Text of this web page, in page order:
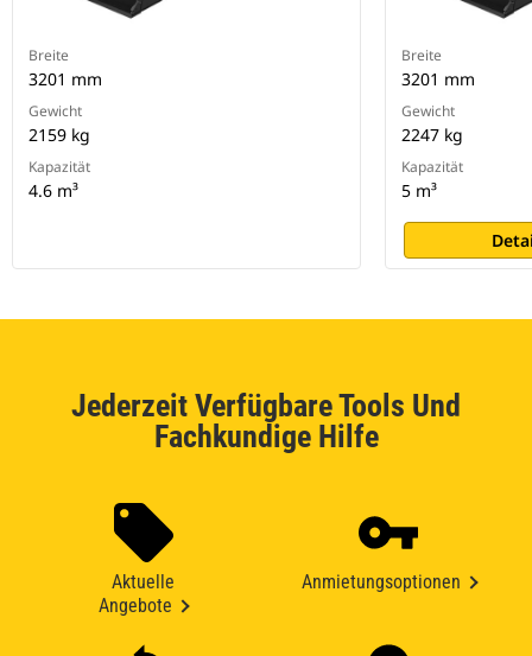
Breite
3201 mm
Gewicht
2159 kg
Kapazität
4.6 m³
Breite
3201 mm
Gewicht
2247 kg
Kapazität
5 m³
Jederzeit Verfügbare Tools Und
Fachkundige Hilfe
Aktuelle
Angebote
Anmietungsoptionen